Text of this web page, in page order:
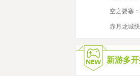
空之要塞
赤月龙城
新游多